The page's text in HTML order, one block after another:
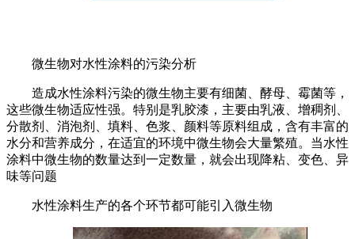
微生物对水性涂料的污染分析
造成水性涂料污染的微生物主要有细菌、酵母、霉菌等，
这些微生物适应性强。特别是乳胶漆，主要由乳液、增稠剂、
分散剂、消泡剂、填料、色浆、颜料等原料组成，含有丰富的
水分和营养成分，在适宜的环境中微生物会大量繁殖。当水性
涂料中微生物的数量达到一定数量，就会出现降粘、变色、异
味等问题
水性涂料生产的各个环节都可能引入微生物